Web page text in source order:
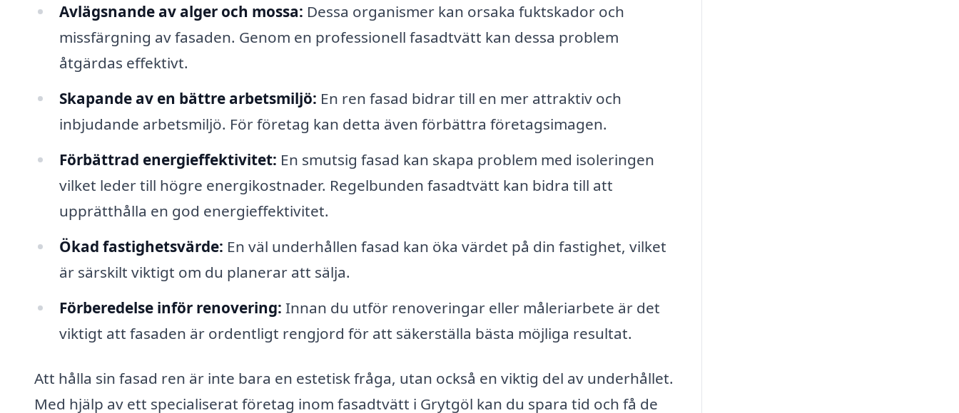
Avlägsnande av alger och mossa: Dessa organismer kan orsaka fuktskador och
missfärgning av fasaden. Genom en professionell fasadtvätt kan dessa problem
åtgärdas effektivt.
Skapande av en bättre arbetsmiljö: En ren fasad bidrar till en mer attraktiv och
inbjudande arbetsmiljö. För företag kan detta även förbättra företagsimagen.
Förbättrad energieffektivitet: En smutsig fasad kan skapa problem med isoleringen
vilket leder till högre energikostnader. Regelbunden fasadtvätt kan bidra till att
upprätthålla en god energieffektivitet.
Ökad fastighetsvärde: En väl underhållen fasad kan öka värdet på din fastighet, vilket
är särskilt viktigt om du planerar att sälja.
Förberedelse inför renovering: Innan du utför renoveringar eller måleriarbete är det
viktigt att fasaden är ordentligt rengjord för att säkerställa bästa möjliga resultat.
Att hålla sin fasad ren är inte bara en estetisk fråga, utan också en viktig del av underhållet.
Med hjälp av ett specialiserat företag inom fasadtvätt i Grytgöl kan du spara tid och få de